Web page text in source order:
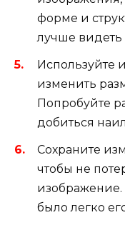
форме и
лучше видеть
Используйте
изменить
Попробуйте
добиться
Сохраните
чтобы не
изображение.
было легко